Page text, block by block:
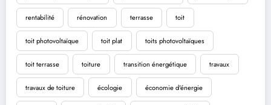
rentabilité rénovation terrasse toit
toit photovoltaïque toit plat toits photovoltaïques
toit terrasse toiture transition énergétique travaux
travaux de toiture écologie économie d'énergie